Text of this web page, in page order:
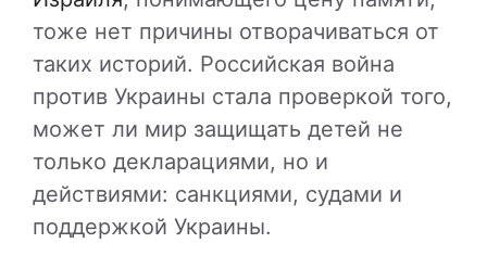
тоже нет причины отворачиваться от
таких историй. Российская война
против Украины стала проверкой того,
может ли мир защищать детей не
только декларациями, но и
действиями: санкциями, судами и
поддержкой Украины.